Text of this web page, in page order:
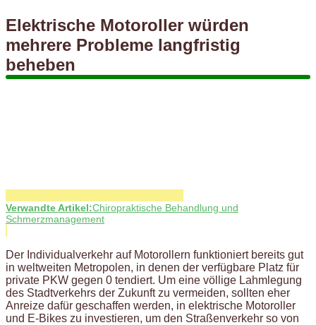
Elektrische Motoroller würden
mehrere Probleme langfristig
beheben
Verwandte Artikel:Chiropraktische Behandlung und
Schmerzmanagement
Der Individualverkehr auf Motorollern funktioniert bereits gut
in weltweiten Metropolen, in denen der verfügbare Platz für
private PKW gegen 0 tendiert. Um eine völlige Lahmlegung
des Stadtverkehrs der Zukunft zu vermeiden, sollten eher
Anreize dafür geschaffen werden, in elektrische Motoroller
und E-Bikes zu investieren, um den Straßenverkehr so von